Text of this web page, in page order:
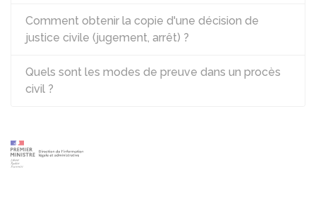
Comment obtenir la copie d'une décision de
justice civile (jugement, arrêt) ?
Quels sont les modes de preuve dans un procès
civil ?